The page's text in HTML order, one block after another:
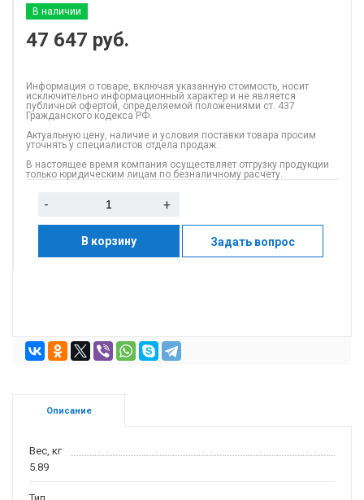
В наличии
47 647 руб.
Информация о товаре, включая указанную стоимость, носит
исключительно информационный характер и не является
публичной офертой, определяемой положениями ст. 437
Гражданского кодекса РФ.
Актуальную цену, наличие и условия поставки товара просим
уточнять у специалистов отдела продаж.
В настоящее время компания осуществляет отгрузку продукции
только юридическим лицам по безналичному расчету.
- +
В корзину Задать вопрос
Описание
Вес, кг
5.89